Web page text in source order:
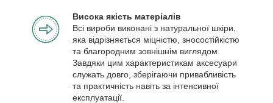
Висока якість матеріалів
Всі вироби виконані з натуральної шкіри,
яка відрізняється міцністю, зносостійкістю
та благородним зовнішнім виглядом.
Завдяки цим характеристикам аксесуари
служать довго, зберігаючи привабливість
та практичність навіть за інтенсивної
експлуатації.